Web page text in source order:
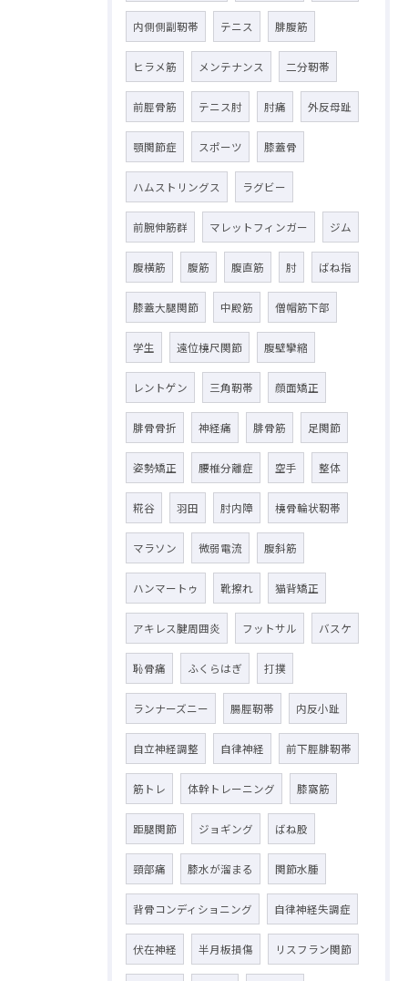
内側側副靭帯 テニス 腓腹筋
ヒラメ筋 メンテナンス 二分靭帯
前脛骨筋 テニス肘 肘痛 外反母趾
顎関節症 スポーツ 膝蓋骨
ハムストリングス ラグビー
前腕伸筋群 マレットフィンガー ジム
腹横筋 腹筋 腹直筋 肘 ばね指
膝蓋大腿関節 中殿筋 僧帽筋下部
学生 遠位橈尺関節 腹壁攣縮
レントゲン 三角靭帯 顔面矯正
腓骨骨折 神経痛 腓骨筋 足関節
姿勢矯正 腰椎分離症 空手 整体
糀谷 羽田 肘内障 橈骨輪状靭帯
マラソン 微弱電流 腹斜筋
ハンマートゥ 靴擦れ 猫背矯正
アキレス腱周囲炎 フットサル バスケ
恥骨痛 ふくらはぎ 打撲
ランナーズニー 腸脛靭帯 内反小趾
自立神経調整 自律神経 前下脛腓靭帯
筋トレ 体幹トレーニング 膝窩筋
距腿関節 ジョギング ばね股
頸部痛 膝水が溜まる 関節水腫
背骨コンディショニング 自律神経失調症
伏在神経 半月板損傷 リスフラン関節